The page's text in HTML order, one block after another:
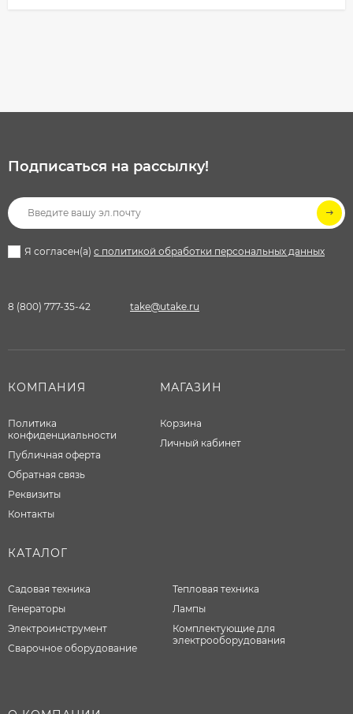
Подписаться на рассылкy!
Я согласен(a) с политикой обработки персональных данных
8 (800) 777-35-42 take@utake.ru
КОМПАНИЯ
Политика
конфиденциальности
Публичная оферта
Обратная связь
Реквизиты
Контакты
МАГАЗИН
Корзина
Личный кабинет
КАТАЛОГ
Садовая техника
Генераторы
Электроинструмент
Сварочное оборудование
Тепловая техника
Лампы
Комплектующие для
электрооборудования